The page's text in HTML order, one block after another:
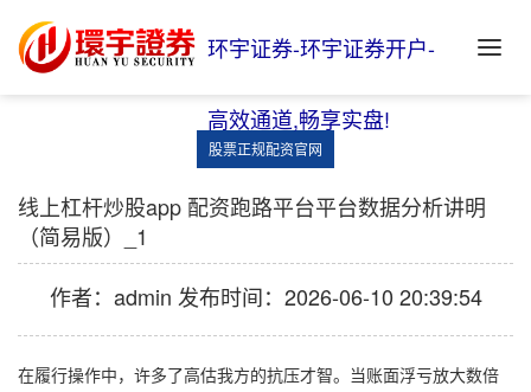
环宇证券-环宇证券开户-
高效通道,畅享实盘!
股票正规配资官网
线上杠杆炒股app 配资跑路平台平台数据分析讲明
（简易版）_1
作者：admin 发布时间：2026-06-10 20:39:54
在履行操作中，许多了高估我方的抗压才智。当账面浮亏放大数倍